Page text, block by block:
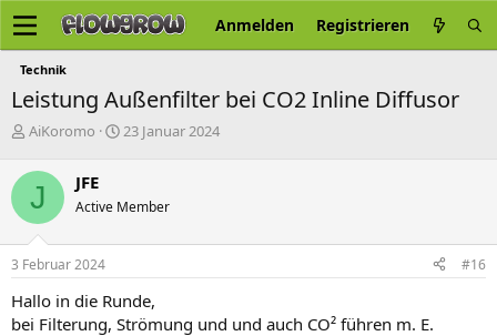
Anmelden Registrieren
Technik
Leistung Außenfilter bei CO2 Inline Diffusor
E
s
e
l
l
e
AiKoromo
E
e
l
m
23 Januar 2024
J JFE
Active Member
3 Februar 2024 #16
Hallo in die Runde,
bei Filterung, Strömung und und auch CO² führen m. E.